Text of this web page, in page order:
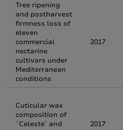
Tree ripening
and postharvest
firmness loss of
eleven
commercial
nectarine
cultivars under
Mediterranean
conditions
2017
Cuticular wax
composition of
ʻCelesteʼ and
2017